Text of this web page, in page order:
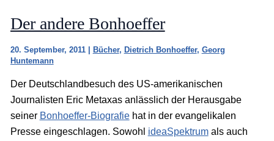
Der andere Bonhoeffer
20. September, 2011 | Bücher, Dietrich Bonhoeffer, Georg
Huntemann
Der Deutschlandbesuch des US-amerikanischen
Journalisten Eric Metaxas anlässlich der Herausgabe
seiner Bonhoeffer-Biografiehat in der evangelikalen
Presse eingeschlagen. Sowohl ideaSpektrumals auch